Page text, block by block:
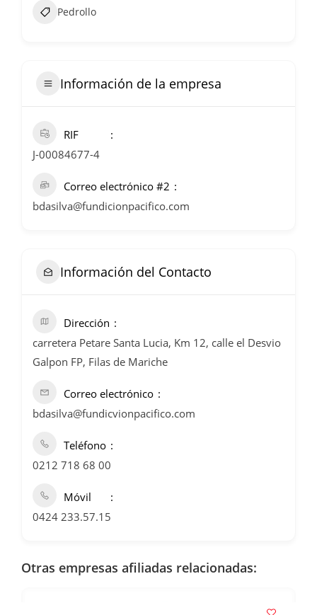
Pedrollo
Información de la empresa
RIF
J-00084677-4
Correo electrónico #2
bdasilva@fundicionpacifico.com
Información del Contacto
Dirección
carretera Petare Santa Lucia, Km 12, calle el Desvio
Galpon FP, Filas de Mariche
Correo electrónico
bdasilva@fundicvionpacifico.com
Teléfono
0212 718 68 00
Móvil
0424 233.57.15
Otras empresas afiliadas relacionadas: